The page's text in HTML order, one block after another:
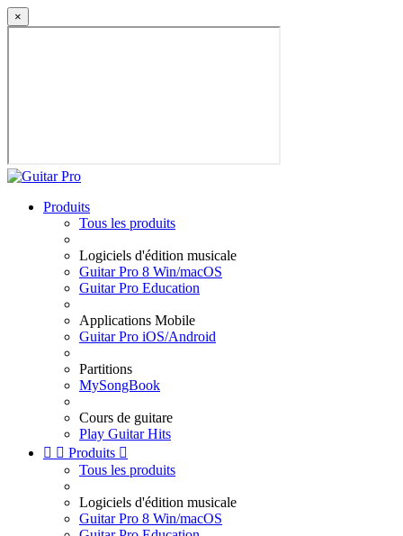
×
Produits
Tous les produits
Logiciels d'édition musicale
Guitar Pro 8 Win/macOS
Guitar Pro Education
Applications Mobile
Guitar Pro iOS/Android
Partitions
MySongBook
Cours de guitare
Play Guitar Hits
  Produits 
Tous les produits
Logiciels d'édition musicale
Guitar Pro 8 Win/macOS